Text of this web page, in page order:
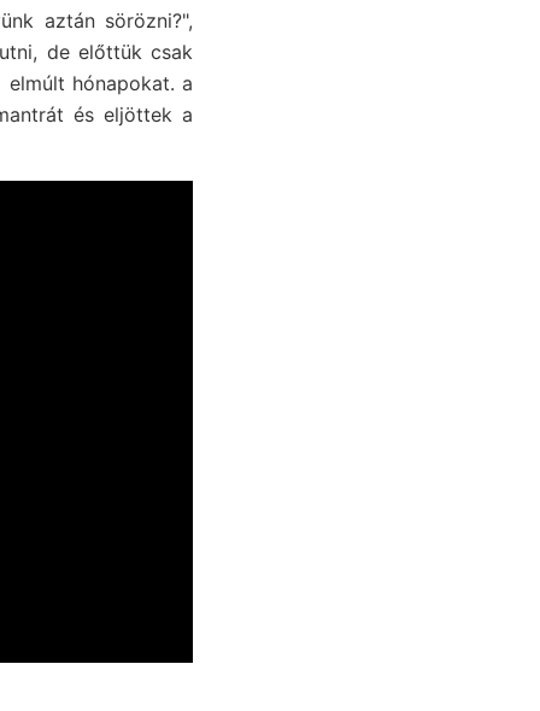
aztán sörözni?",
de előttük csak
hónapokat. a
és eljöttek a